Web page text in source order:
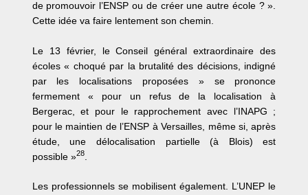
de promouvoir l’ENSP ou de créer une autre école ? ».
Cette idée va faire lentement son chemin.
Le 13 février, le Conseil général extraordinaire des
écoles « choqué par la brutalité des décisions, indigné
par les localisations proposées » se prononce
fermement « pour un refus de la localisation à
Bergerac, et pour le rapprochement avec l’INAPG ;
pour le maintien de l’ENSP à Versailles, même si, après
étude, une délocalisation partielle (à Blois) est
possible »28.
Les professionnels se mobilisent également. L’UNEP le